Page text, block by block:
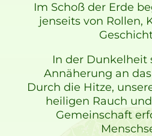
Im Schoß der Erde
jenseits von Rollen,
In der Dunkelheit
Annäherung an
Durch die Hitze,
heiligen Rauch
Gemeinschaft